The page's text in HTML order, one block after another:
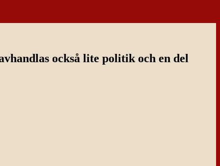
också lite politik och en del